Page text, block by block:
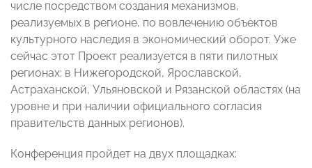
числе посредством создания механизмов,
реализуемых в регионе, по вовлечению объектов
культурного наследия в экономический оборот. Уже
сейчас этот Проект реализуется в пяти пилотных
регионах: в Нижегородской, Ярославской,
Астраханской, Ульяновской и Рязанской областях (на
уровне и при наличии официального согласия
правительств данных регионов).
Конференция пройдет на двух площадках: